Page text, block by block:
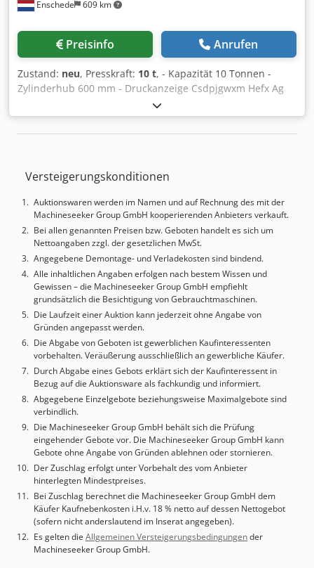
Enschede 609 km
Preisinfo Anrufen
Zustand: neu, Presskraft: 10 t, - Kapazität 10 Tonnen -
Zylinderhub 600 mm - Druckanzeige Csdpjgwxm Hefx Ag
Versteigerungskonditionen
Auktionswaren werden im Namen und auf Rechnung des mit der
Machineseeker Group GmbH kooperierenden Anbieters verkauft.
Bei allen genannten Preisen bzw. Geboten handelt es sich um
Nettoangaben zzgl. der gesetzlichen MwSt.
Angegebene Demontage- und Verladekosten sind bindend.
Alle inhaltlichen Angaben erfolgen nach bestem Wissen und
Gewissen – die Machineseeker Group GmbH empfiehlt
grundsätzlich die Besichtigung von Gebrauchtmaschinen.
Die Laufzeit einer Auktion kann jederzeit ohne Angabe von
Gründen angepasst werden.
Die Abgabe von Geboten ist gewerblichen Kaufinteressenten
vorbehalten. Veräußerung ausschließlich an gewerbliche Käufer.
Durch Abgabe eines Gebots erklärt sich der Kaufinteressent in
Bezug auf die Auktionsware als fachkundig und informiert.
Abgegebene Einzelgebote beziehungsweise Maximalgebote sind
verbindlich.
Die Machineseeker Group GmbH behält sich die Prüfung
eingehender Gebote vor. Die Machineseeker Group GmbH kann
Gebote ohne Angabe von Gründen ablehnen oder stornieren.
Der Zuschlag erfolgt unter Vorbehalt des vom Anbieter
hinterlegten Mindestpreises.
Bei Zuschlag berechnet die Machineseeker Group GmbH dem
Käufer Kaufnebenkosten i.H.v. 18 % netto auf dessen Nettogebot
(sofern nicht anderslautend im Inserat angegeben).
Es gelten die Allgemeinen Versteigerungsbedingungender
Machineseeker Group GmbH.